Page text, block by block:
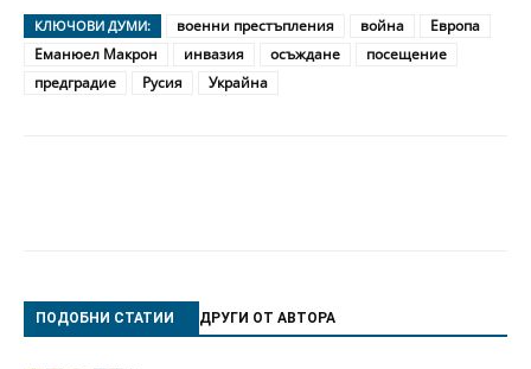
КЛЮЧОВИ ДУМИ: военни престъпления война
Европа
Еманюел Макрон
инвазия осъждане
посещение
предградие
Русия Украйна
ПОДОБНИ СТАТИИ ДРУГИ ОТ АВТОРА